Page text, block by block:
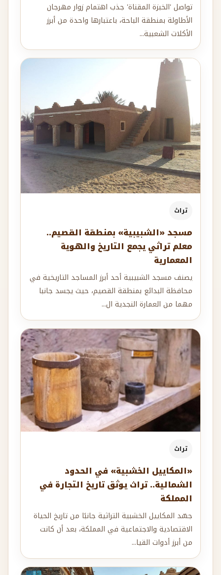
تواصل 'الخبزة المقناة' جذب اهتمام زوار مهرجان
الأطاولة بمنطقة الباحة، باعتبارها واحدة من أبرز
الأكلات الشعبية...
تراث
مسجد «الشبيبية» بمنطقة القصيم..
معلم تراثي يجمع التاريخ والهوية
المعمارية
يصنف مسجد الشبيبية أحد أبرز المساجد التاريخية في
محافظة البدائع بمنطقة القصيم، حيث يجسد جانبا
مهما من العمارة النجدية ال...
تراث
«المكاييل الخشبية» في الحدود
الشمالية.. تراث يوثق تاريخ التجارة في
المملكة
جسّد المكاييل الخشبية التراثية جانبًا من تاريخ الحياة
الاقتصادية والاجتماعية في المملكة، بعد أن كانت
من أبرز أدوات القيا...